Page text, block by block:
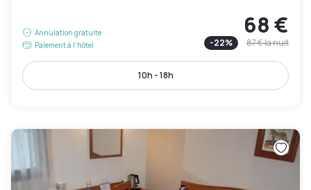
Annulation gratuite
Paiement à l'hôtel
68 €
-22% 87 €la nuit
10h - 18h